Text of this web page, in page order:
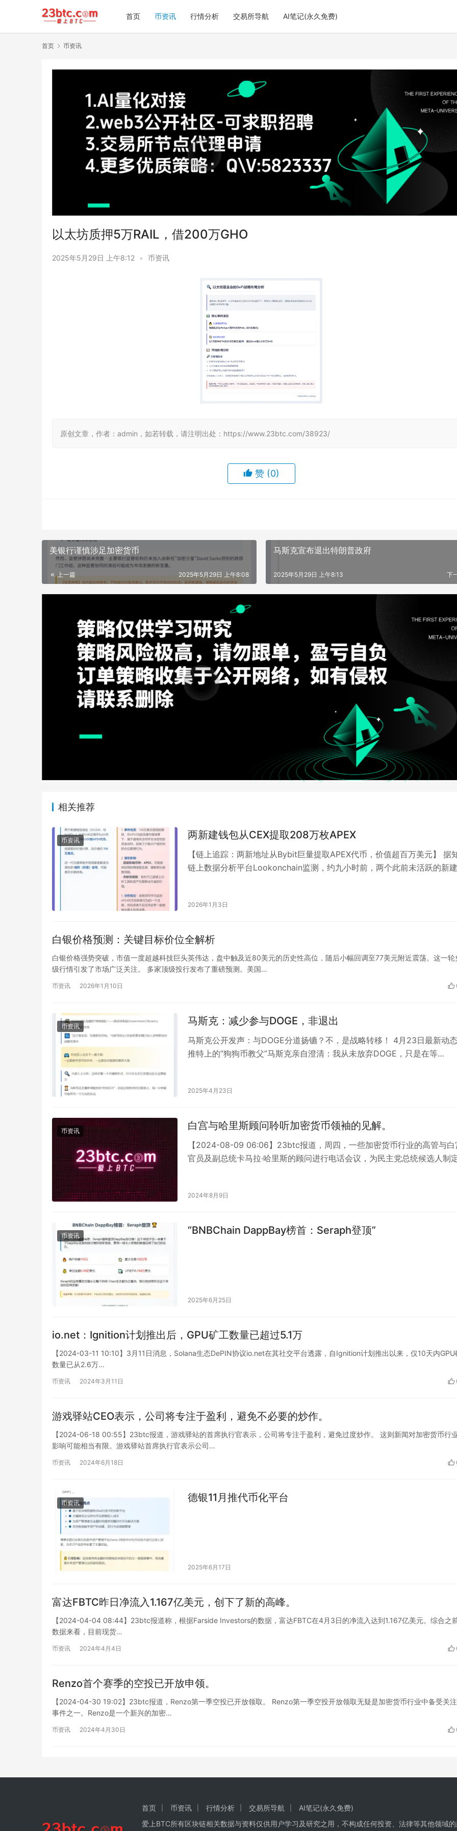
首页 币资讯 行情分析 交易所导航 AI笔记(永久免费)
首页 币资讯
以太坊质押5万RAIL，借200万GHO
2025年5月29日 上午8:12 • 币资讯
原创文章，作者：admin，如若转载，请注明出处：https://www.23btc.com/38923/
赞 (0)
美银行谨慎涉足加密货币
上一篇 2025年5月29日 上午8:08
马斯克宣布退出特朗普政府
下
2025年5月29日 上午8:13
相关推荐
币资讯 两新建钱包从CEX提取208万枚APEX
【链上追踪：两新地址从Bybit巨量提取APEX代币，价值超百万美元】 据
链上数据分析平台Lookonchain监测，约九小时前，两个此前未活跃的新
2026年1月3日
白银价格预测：关键目标价位全解析
白银价格强势突破，市值一度超越科技巨头英伟达，盘中触及近80美元的历史性高位，随后小幅回调至77美元附近震荡。这一轮
级行情引发了市场广泛关注。 多家顶级投行发布了重磅预测。美国…
币资讯 2026年1月10日
币资讯 马斯克：减少参与DOGE，非退出
马斯克公开发声：与DOGE分道扬镳？不，是战略转移！ 4月23日最新动
推特上的”狗狗币教父”马斯克亲自澄清：我从未放弃DOGE，只是在等…
2025年4月23日
币资讯 白宫与哈里斯顾问聆听加密货币领袖的见解。
【2024-08-09 06:06】23btc报道，周四，一些加密货币行业的高管与白
官员及副总统卡马拉·哈里斯的顾问进行电话会议，为民主党总统候选人制
2024年8月9日
币资讯 “BNBChain DappBay榜首：Seraph登顶”
2025年6月25日
io.net：Ignition计划推出后，GPU矿工数量已超过5.1万
【2024-03-11 10:10】3月11日消息，Solana生态DePIN协议io.net在其社交平台透露，自Ignition计划推出以来，仅10天内GPU
数量已从2.6万…
币资讯 2024年3月11日
游戏驿站CEO表示，公司将专注于盈利，避免不必要的炒作。
【2024-06-18 00:55】23btc报道，游戏驿站的首席执行官表示，公司将专注于盈利，避免过度炒作。 这则新闻对加密货币行
影响可能相当有限。游戏驿站首席执行官表示公司…
币资讯 2024年6月18日
币资讯 德银11月推代币化平台
2025年6月17日
富达FBTC昨日净流入1.167亿美元，创下了新的高峰。
【2024-04-04 08:44】23btc报道称，根据Farside Investors的数据，富达FBTC在4月3日的净流入达到1.167亿美元。综合之
数据来看，目前现货…
币资讯 2024年4月4日
Renzo首个赛季的空投已开放申领。
【2024-04-30 19:02】23btc报道，Renzo第一季空投已开放领取。 Renzo第一季空投开放领取无疑是加密货币行业中备受关
事件之一。Renzo是一个新兴的加密…
币资讯 2024年4月30日
首页 币资讯 行情分析 交易所导航
AI笔记(永久免费)
爱上BTC所有区块链相关数据与资料仅供用户学习及研究之用，不构成任何投资、法律等其他领域